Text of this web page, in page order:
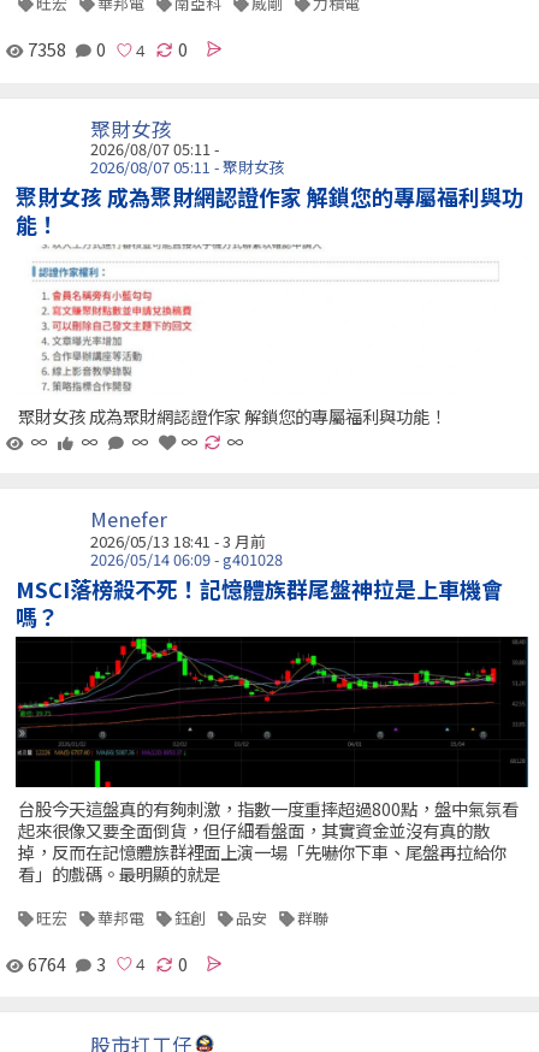
7358 0 0
聚財女孩
2026/08/07 05:11 -
2026/08/07 05:11 - 聚財女孩
聚財女孩 成為聚財網認證作家 解鎖您的專屬福利與功
能！
聚財女孩 成為聚財網認證作家 解鎖您的專屬福利與功能！
∞
∞ ∞ ∞ ∞
Menefer
2026/05/13 18:41 - 3 月前
2026/05/14 06:09 - g401028
MSCI落榜殺不死！記憶體族群尾盤神拉是上車機會
嗎？
台股今天這盤真的有夠刺激，指數一度重摔超過800點，盤中氣氛看
起來很像又要全面倒貨，但仔細看盤面，其實資金並沒有真的散
掉，反而在記憶體族群裡面上演一場「先嚇你下車、尾盤再拉給你
看」的戲碼。最明顯的就是
旺宏 華邦電 鈺創 品安 群聯
6764 3 0
股市打工仔